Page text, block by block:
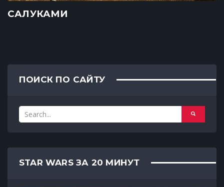
САЛУКАМИ
ПОИСК ПО САЙТУ
STAR WARS ЗА 20 МИНУТ